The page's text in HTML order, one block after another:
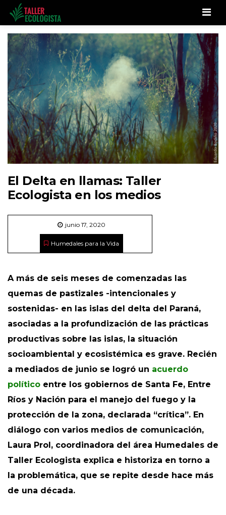
El Delta en llamas: Taller
Ecologista en los medios
junio 17, 2020
Humedales para la Vida
A más de seis meses de comenzadas las
quemas de pastizales -intencionales y
sostenidas- en las islas del delta del Paraná,
asociadas a la profundización de las prácticas
productivas sobre las islas, la situación
socioambiental y ecosistémica es grave. Recién
a mediados de junio se logró un acuerdo
político entre los gobiernos de Santa Fe, Entre
Ríos y Nación para el manejo del fuego y la
protección de la zona, declarada “crítica”. En
diálogo con varios medios de comunicación,
Laura Prol, coordinadora del área Humedales de
Taller Ecologista explica e historiza en torno a
la problemática, que se repite desde hace más
de una década.